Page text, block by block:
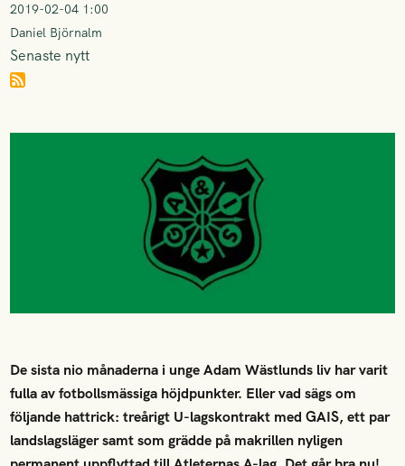
2019-02-04 1:00
Daniel Björnalm
Senaste nytt
De sista nio månaderna i unge Adam Wästlunds liv har varit
fulla av fotbollsmässiga höjdpunkter. Eller vad sägs om
följande hattrick: treårigt U-lagskontrakt med GAIS, ett par
landslagsläger samt som grädde på makrillen nyligen